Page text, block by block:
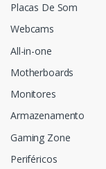
Placas De Som
Webcams
All-in-one
Motherboards
Monitores
Armazenamento
Gaming Zone
Periféricos